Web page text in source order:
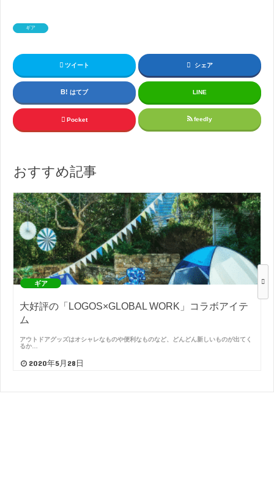
ギア
ツイート シェア
はてブ LINE
Pocket feedly
おすすめ記事
ギア
大好評の「LOGOS×GLOBAL WORK」コラボアイテ
ム
アウトドアグッズはオシャレなものや便利なものなど、どんどん新しいものが出てく
るか…
2020年5月28日